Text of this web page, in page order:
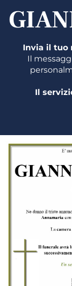
Invia il tuo
Il
Il